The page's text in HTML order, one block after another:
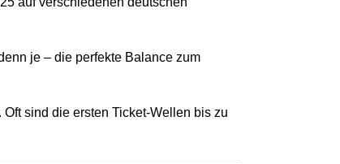
je – die perfekte Balance zum
sind die ersten Ticket-Wellen bis zu